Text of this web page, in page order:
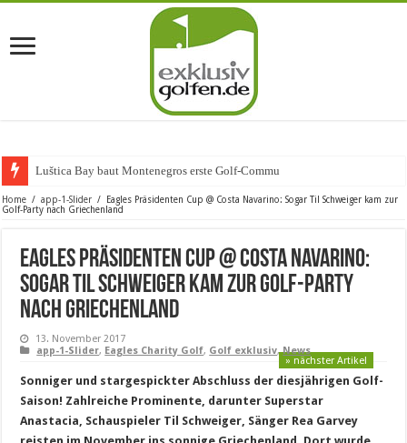
Luštica Bay baut Montenegros erste Golf-Community weiter aus
Home / app-1-Slider /
Eagles Präsidenten Cup @ Costa Navarino: Sogar Til Schweiger kam zur
Golf-Party nach Griechenland
Eagles Präsidenten Cup @ Costa Navarino:
Sogar Til Schweiger kam zur Golf-Party
nach Griechenland
13. November 2017
app-1-Slider, Eagles Charity Golf, Golf exklusiv,News
» nächster Artikel
Sonniger und stargespickter Abschluss der diesjährigen Golf-
Saison! Zahlreiche Prominente, darunter Superstar
Anastacia, Schauspieler Til Schweiger, Sänger Rea Garvey